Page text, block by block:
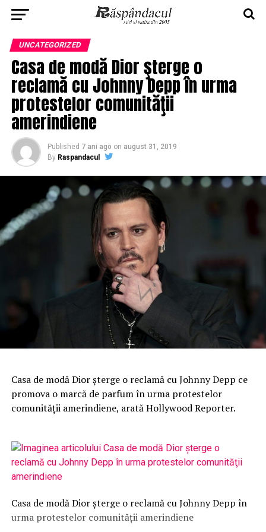
UNCATEGORIZED
Casa de modă Dior şterge o
reclamă cu Johnny Depp în urma
protestelor comunităţii
amerindiene
Published 7 ani ago on august 31, 2019
By Raspandacul
Casa de modă Dior şterge o reclamă cu Johnny Depp ce
promova o marcă de parfum în urma protestelor
comunităţii amerindiene, arată Hollywood Reporter.
Casa de modă Dior şterge o reclamă cu Johnny Depp în
urma protestelor comunităţii amerindiene